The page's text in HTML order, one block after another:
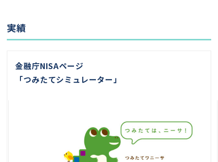
実績
金融庁NISAページ
「つみたてシミュレーター」